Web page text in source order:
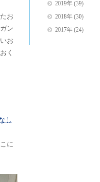
お
ン
お
く
し
に
2019年(39)
2018年(30)
2017年(24)